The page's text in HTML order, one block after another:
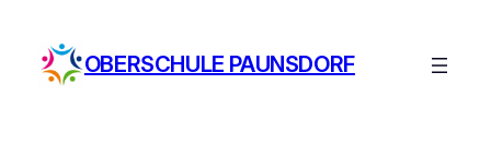
OBERSCHULE PAUNSDORF